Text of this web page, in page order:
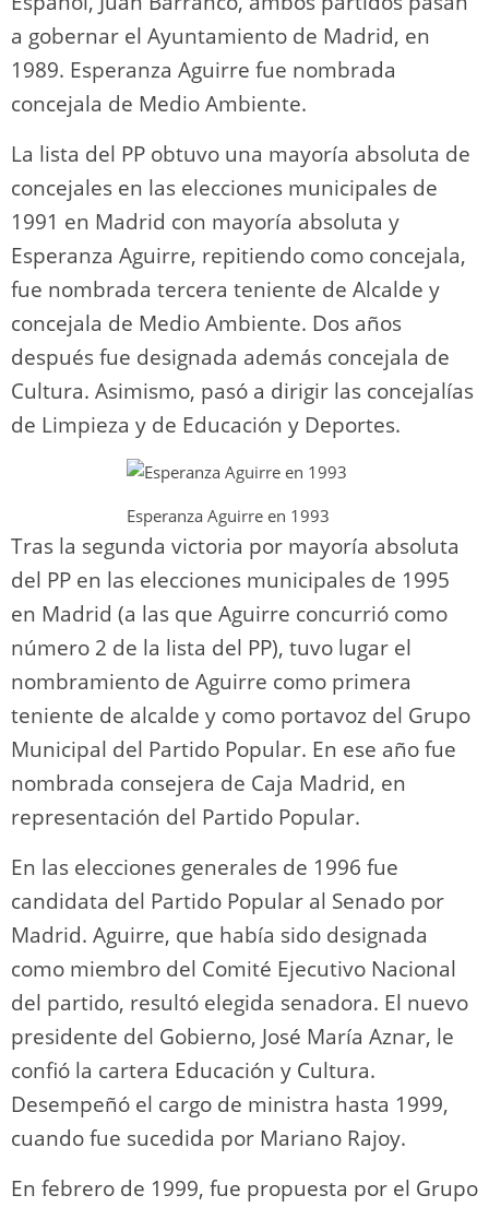
a gobernar el Ayuntamiento de Madrid, en
1989. Esperanza Aguirre fue nombrada
concejala de Medio Ambiente.
La lista del PP obtuvo una mayoría absoluta de
concejales en las elecciones municipales de
1991 en Madrid con mayoría absoluta y
Esperanza Aguirre, repitiendo como concejala,
fue nombrada tercera teniente de Alcalde y
concejala de Medio Ambiente. Dos años
después fue designada además concejala de
Cultura. Asimismo, pasó a dirigir las concejalías
de Limpieza y de Educación y Deportes.
Esperanza Aguirre en 1993
Tras la segunda victoria por mayoría absoluta
del PP en las elecciones municipales de 1995
en Madrid (a las que Aguirre concurrió como
número 2 de la lista del PP), tuvo lugar el
nombramiento de Aguirre como primera
teniente de alcalde y como portavoz del Grupo
Municipal del Partido Popular. En ese año fue
nombrada consejera de Caja Madrid, en
representación del Partido Popular.
En las elecciones generales de 1996 fue
candidata del Partido Popular al Senado por
Madrid. Aguirre, que había sido designada
como miembro del Comité Ejecutivo Nacional
del partido, resultó elegida senadora. El nuevo
presidente del Gobierno, José María Aznar, le
confió la cartera Educación y Cultura.
Desempeñó el cargo de ministra hasta 1999,
cuando fue sucedida por Mariano Rajoy.
En febrero de 1999, fue propuesta por el Grupo